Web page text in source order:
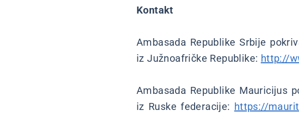
Kontakt
Ambasada Republike Srbije
iz Južnoafričke Republike: http://
Ambasada Republike Mauricijus
iz Ruske federacije: https://